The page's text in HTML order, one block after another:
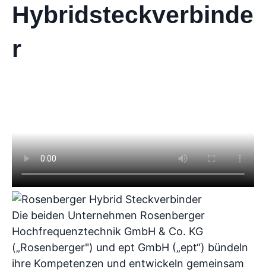
Hybridsteckverbinde
r
Die beiden Unternehmen Rosenberger
Hochfrequenztechnik GmbH & Co. KG
(„Rosenberger") und ept GmbH („ept“) bündeln
ihre Kompetenzen und entwickeln gemeinsam